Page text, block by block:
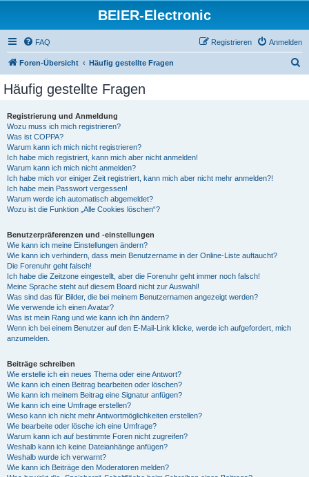
BEIER-Electronic
FAQ Anmelden
Registrieren
Foren-Übersicht Häufig gestellte Fragen
Häufig gestellte Fragen
Registrierung und Anmeldung
Wozu muss ich mich registrieren?
Was ist COPPA?
Warum kann ich mich nicht registrieren?
Ich habe mich registriert, kann mich aber nicht anmelden!
Warum kann ich mich nicht anmelden?
Ich habe mich vor einiger Zeit registriert, kann mich aber nicht mehr anmelden?!
Ich habe mein Passwort vergessen!
Warum werde ich automatisch abgemeldet?
Wozu ist die Funktion „Alle Cookies löschen“?
Benutzerpräferenzen und -einstellungen
Wie kann ich meine Einstellungen ändern?
Wie kann ich verhindern, dass mein Benutzername in der Online-Liste auftaucht?
Die Forenuhr geht falsch!
Ich habe die Zeitzone eingestellt, aber die Forenuhr geht immer noch falsch!
Meine Sprache steht auf diesem Board nicht zur Auswahl!
Was sind das für Bilder, die bei meinem Benutzernamen angezeigt werden?
Wie verwende ich einen Avatar?
Was ist mein Rang und wie kann ich ihn ändern?
Wenn ich bei einem Benutzer auf den E-Mail-Link klicke, werde ich aufgefordert, mich
anzumelden.
Beiträge schreiben
Wie erstelle ich ein neues Thema oder eine Antwort?
Wie kann ich einen Beitrag bearbeiten oder löschen?
Wie kann ich meinem Beitrag eine Signatur anfügen?
Wie kann ich eine Umfrage erstellen?
Wieso kann ich nicht mehr Antwortmöglichkeiten erstellen?
Wie bearbeite oder lösche ich eine Umfrage?
Warum kann ich auf bestimmte Foren nicht zugreifen?
Weshalb kann ich keine Dateianhänge anfügen?
Weshalb wurde ich verwarnt?
Wie kann ich Beiträge den Moderatoren melden?